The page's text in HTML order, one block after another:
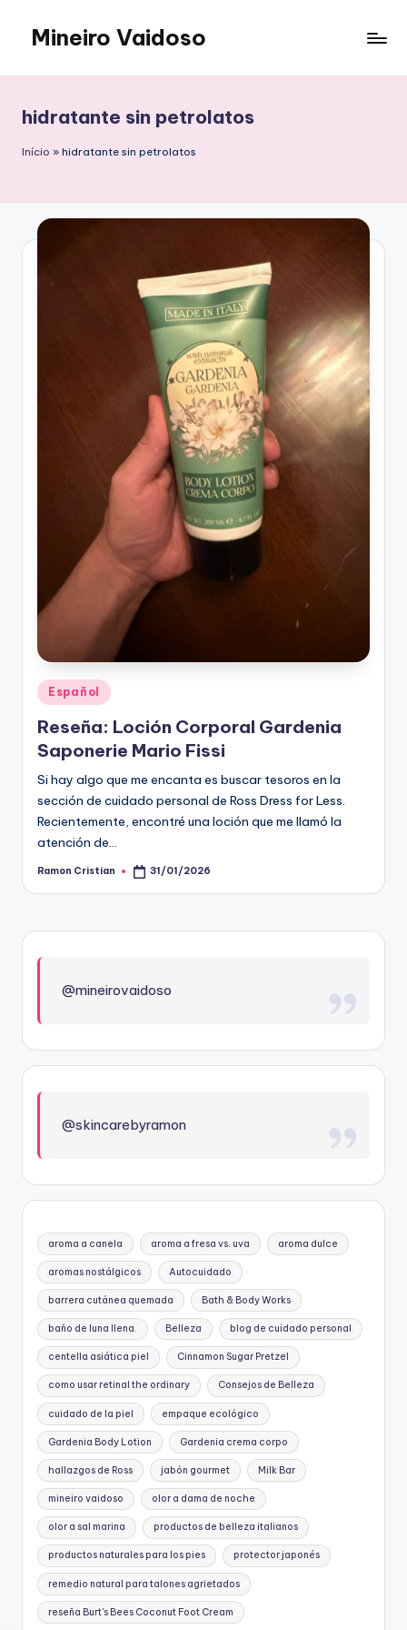
Saltar
contenido
Mineiro Vaidoso
Autocuidado
e
Resenhas
hidratante sin petrolatos
Início » hidratante sin petrolatos
Publicado
en
Español
Reseña: Loción Corporal Gardenia
Saponerie Mario Fissi
Si hay algo que me encanta es buscar tesoros en la
sección de cuidado personal de Ross Dress for Less.
Recientemente, encontré una loción que me llamó la
atención de…
Publicado
Ramon Cristian 31/01/2026
@mineirovaidoso
@skincarebyramon
aroma a canela aroma a fresa vs. uva aroma dulce
aromas nostálgicos Autocuidado
barrera cutánea quemada Bath & Body Works
baño de luna llena. Belleza blog de cuidado personal
centella asiática piel Cinnamon Sugar Pretzel
como usar retinal the ordinary Consejos de Belleza
cuidado de la piel empaque ecológico
Gardenia Body Lotion Gardenia crema corpo
hallazgos de Ross jabón gourmet Milk Bar
mineiro vaidoso olor a dama de noche
olor a sal marina productos de belleza italianos
productos naturales para los pies protector japonés
remedio natural para talones agrietados
reseña Burt's Bees Coconut Foot Cream